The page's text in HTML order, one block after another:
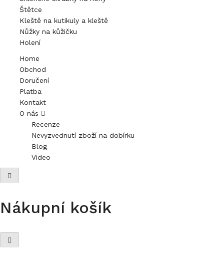
Štětce
Kleště na kutikuly a kleště
Nůžky na kůžičku
Holení
Home
Obchod
Doručení
Platba
Kontakt
O nás
Recenze
Nevyzvednutí zboží na dobírku
Blog
Video
Nákupní košík